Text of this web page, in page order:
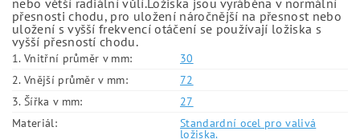
nebo větší radiální vůlí.Ložiska jsou vyráběna v normální
přesnosti chodu, pro uložení náročnější na přesnost nebo
uložení s vyšší frekvencí otáčení se používají ložiska s
vyšší přesností chodu.
1. Vnitřní průměr v mm:
30
2. Vnější průměr v mm:
72
3. Šířka v mm:
27
Materiál:
Standardní ocel pro valivá
ložiska.